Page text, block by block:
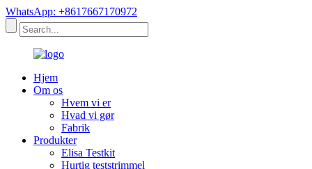
WhatsApp: +8617667170972
Hjem
Om os
Hvem vi er
Hvad vi gør
Fabrik
Produkter
Elisa Testkit
Hurtig teststrimmel